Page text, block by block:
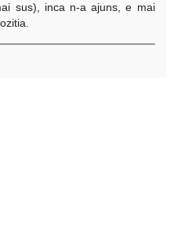
sus), inca n-a ajuns, e mai